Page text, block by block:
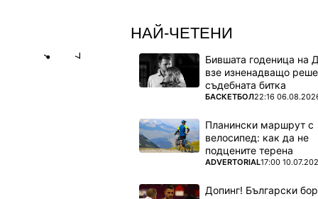
НАЙ-ЧЕТЕНИ
Бившата годеница на
взе изненадващо
съдебната битка
ПОВЕЧЕ ОТ
БАСКЕТБОЛ22:16
Планински маршрут с
велосипед: как да не
подцените терена
ПОВЕЧЕ ОТ
ADVERTORIAL17:00
Допинг! Български